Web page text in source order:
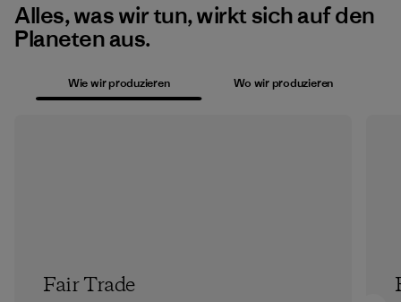
Alles, was wir tun, wirkt sich auf den
Planeten aus.
Wie wir produzieren Wo wir produzieren
Fair Trade